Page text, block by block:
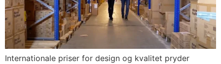
Internationale priser for design og kvalitet pryder